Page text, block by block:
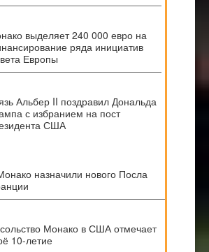
выделяет 240 000 евро на
ряда инициатив
Европы
Альбер II поздравил Дональда
с избранием на пост
США
назначили нового Посла
Монако в США отмечает
10-летие